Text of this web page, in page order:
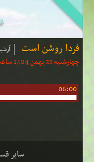
فردا روشن است
چهارشنبه 22 بهمن 1404 ساعت: 05:45 | مدت: 15 دقیقه
06:00
سایر